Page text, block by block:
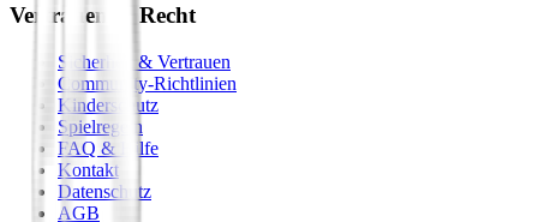
Vertrauen & Recht
Sicherheit & Vertrauen
Community-Richtlinien
Kinderschutz
Spielregeln
FAQ & Hilfe
Kontakt
Datenschutz
AGB